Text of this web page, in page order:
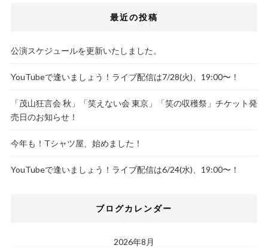
最近の投稿
公演スケジュールを更新いたしました。
YouTubeで逢いましょう！ライブ配信は7/28(火)、19:00〜！
「茂山狂言会 秋」「笑えない会 東京」「笑の収穫祭」チケット発
売日のお知らせ！
今年も！Tシャツ屋、始めました！
YouTubeで逢いましょう！ライブ配信は6/24(水)、19:00〜！
ブログカレンダー
2026年8月